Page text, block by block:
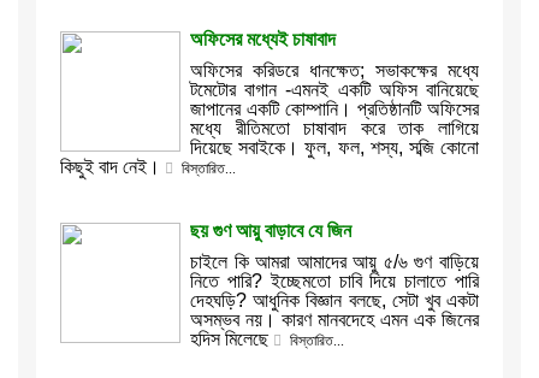
অফিসের মধ্যেই চাষাবাদ
অফিসের করিডরে ধানক্ষেত; সভাকক্ষের মধ্যে
টমেটোর বাগান -এমনই একটি অফিস বানিয়েছে
জাপানের একটি কোম্পানি। প্রতিষ্ঠানটি অফিসের
মধ্যে রীতিমতো চাষাবাদ করে তাক লাগিয়ে
দিয়েছে সবাইকে। ফুল, ফল, শস্য, সব্জি কোনো
কিছুই বাদ নেই।
বিস্তারিত...
ছয় গুণ আয়ু বাড়াবে যে জিন
চাইলে কি আমরা আমাদের আয়ু ৫/৬ গুণ বাড়িয়ে
নিতে পারি? ইচ্ছেমতো চাবি দিয়ে চালাতে পারি
দেহঘড়ি? আধুনিক বিজ্ঞান বলছে, সেটা খুব একটা
অসম্ভব নয়। কারণ মানবদেহে এমন এক জিনের
হদিস মিলেছে
বিস্তারিত...